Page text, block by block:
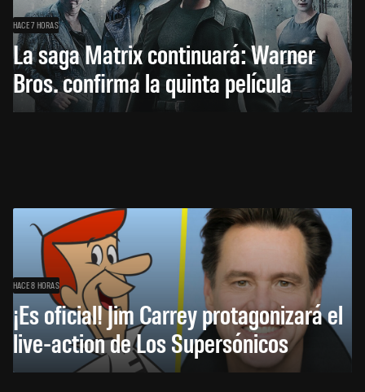
HACE 7 HORAS
La saga Matrix continuará: Warner
Bros. confirma la quinta película
HACE 8 HORAS
¡Es oficial! Jim Carrey protagonizará el
live-action de Los Supersónicos